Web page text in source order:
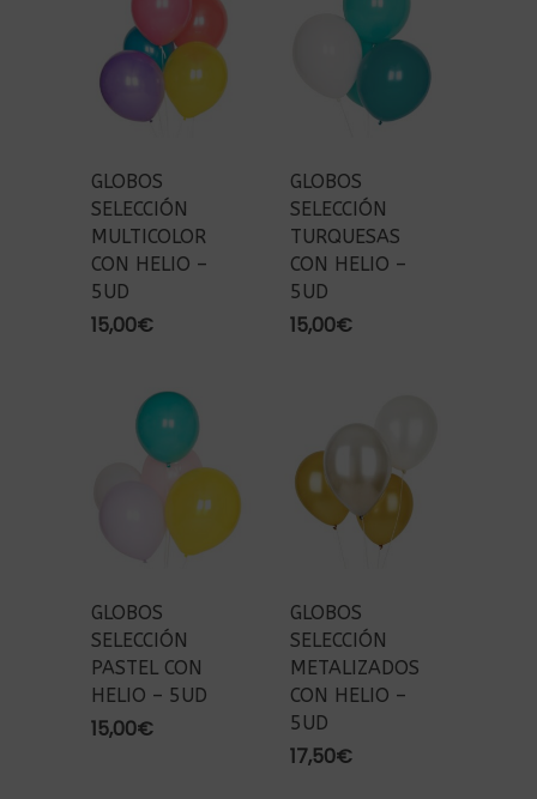
GLOBOS
SELECCIÓN
MULTICOLOR
CON HELIO –
5UD
15,00€
GLOBOS
SELECCIÓN
TURQUESAS
CON HELIO –
5UD
15,00€
GLOBOS
SELECCIÓN
PASTEL CON
HELIO – 5UD
15,00€
GLOBOS
SELECCIÓN
METALIZADOS
CON HELIO –
5UD
17,50€